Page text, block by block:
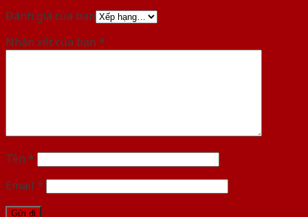
Đánh giá của bạn
Nhận xét của bạn *
Tên *
Email *